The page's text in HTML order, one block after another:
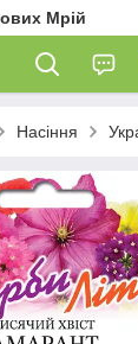
Мрій
Насіння